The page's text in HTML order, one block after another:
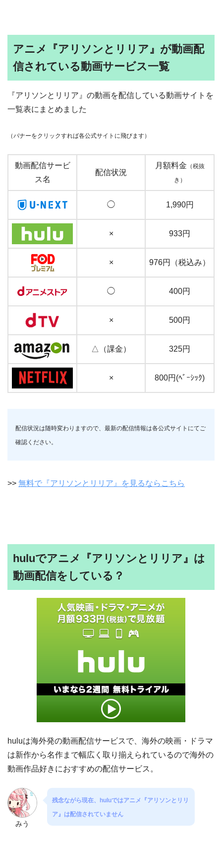
アニメ『アリソンとリリア』が動画配
信されている動画サービス一覧
『アリソンとリリア』の動画を配信している動画サイトを
一覧表にまとめました
（バナーをクリックすれば各公式サイトに飛びます）
動画配信サービ
ス名
配信状況
月額料金 （税抜
き）
◯ 1,990円
× 933円
× 976円（税込み）
◯ 400円
× 500円
△（課金） 325円
× 800円(ﾍﾞｰｼｯｸ)
配信状況は随時変わりますので、最新の配信情報は各公式サイトにてご
確認ください。
>> 無料で『アリソンとリリア』を見るならこちら
huluでアニメ『アリソンとリリア』は
動画配信をしている？
huluは海外発の動画配信サービスで、海外の映画・ドラマ
は新作から名作まで幅広く取り揃えられているので海外の
動画作品好きにおすすめの配信サービス。
みう
残念ながら現在、huluではアニメ『アリソンとリリ
ア』は配信されていません